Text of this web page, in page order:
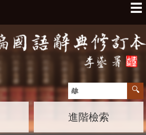
☰
進階檢索